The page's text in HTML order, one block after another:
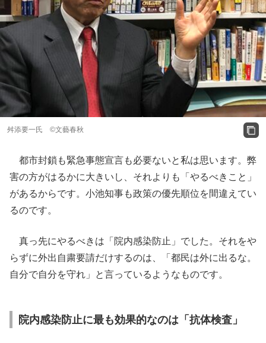
舛添要一氏 ©文藝春秋
都市封鎖も緊急事態宣言も必要ないと私は思います。弊
害の方がはるかに大きいし、それよりも「やるべきこと」
があるからです。小池知事も政策の優先順位を間違えてい
るのです。
真っ先にやるべきは「院内感染防止」でした。それをや
らずに外出自粛要請だけするのは、「都民は外に出るな。
自分で自分を守れ」と言っているようなものです。
院内感染防止に最も効果的なのは「抗体検査」